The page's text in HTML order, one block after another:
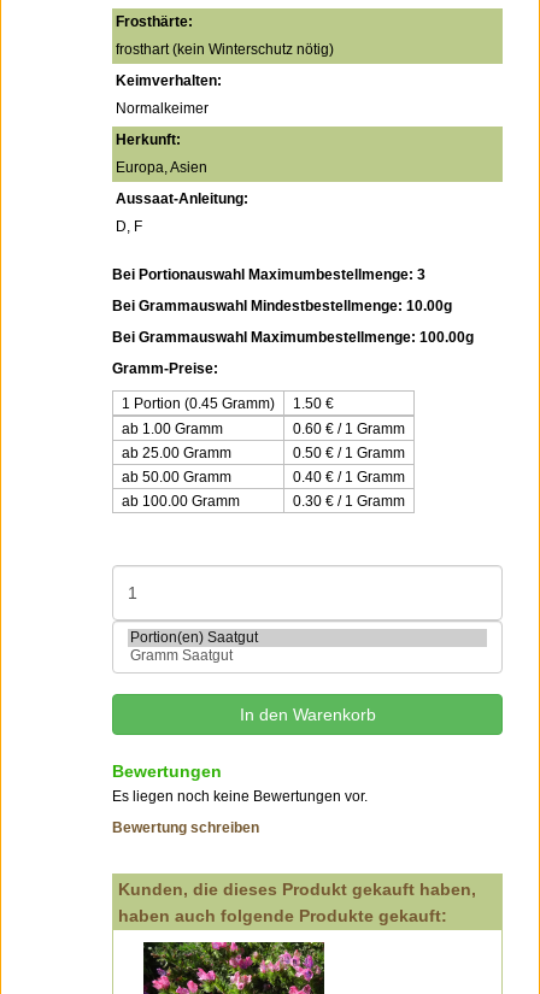
Frosthärte:
frosthart (kein Winterschutz nötig)
Keimverhalten:
Normalkeimer
Herkunft:
Europa, Asien
Aussaat-Anleitung:
D, F
Bei Portionauswahl Maximumbestellmenge: 3
Bei Grammauswahl Mindestbestellmenge: 10.00g
Bei Grammauswahl Maximumbestellmenge: 100.00g
Gramm-Preise:
1 Portion (0.45 Gramm) 1.50 €
ab 1.00 Gramm
0.60 € / 1 Gramm
ab 25.00 Gramm
0.50 € / 1 Gramm
ab 50.00 Gramm
0.40 € / 1 Gramm
ab 100.00 Gramm
0.30 € / 1 Gramm
Bewertungen
Es liegen noch keine Bewertungen vor.
Bewertung schreiben
Kunden, die dieses Produkt gekauft haben,
haben auch folgende Produkte gekauft: